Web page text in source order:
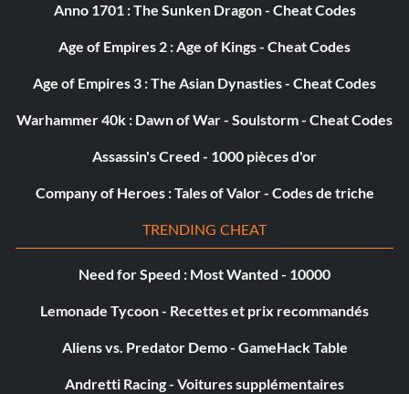
Anno 1701 : The Sunken Dragon - Cheat Codes
Age of Empires 2 : Age of Kings - Cheat Codes
Age of Empires 3 : The Asian Dynasties - Cheat Codes
Warhammer 40k : Dawn of War - Soulstorm - Cheat Codes
Assassin's Creed - 1000 pièces d'or
Company of Heroes : Tales of Valor - Codes de triche
TRENDING CHEAT
Need for Speed : Most Wanted - 10000
Lemonade Tycoon - Recettes et prix recommandés
Aliens vs. Predator Demo - GameHack Table
Andretti Racing - Voitures supplémentaires